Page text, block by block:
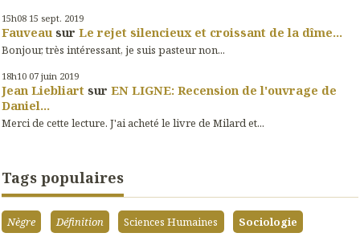
15h08 15 sept. 2019
Fauveau sur Le rejet silencieux et croissant de la dîme...
Bonjour, très intéressant, je suis pasteur non...
18h10 07 juin 2019
Jean Liebliart sur EN LIGNE: Recension de l'ouvrage de
Daniel...
Merci de cette lecture. J'ai acheté le livre de Milard et...
Tags populaires
Nègre Définition Sciences Humaines
Sociologie